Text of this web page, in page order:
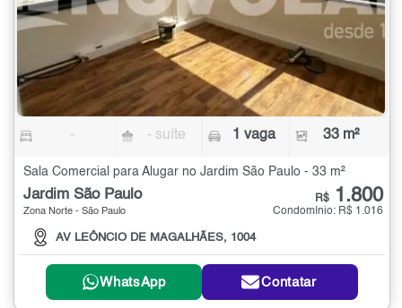
- - suíte 1 vaga 33 m²
Sala Comercial para Alugar no Jardim São Paulo - 33 m²
Jardim São Paulo
Zona Norte - São Paulo
AV LEÔNCIO DE MAGALHÃES, 1004
R$ 1.800
Condomínio: R$ 1.016
WhatsApp Contatar